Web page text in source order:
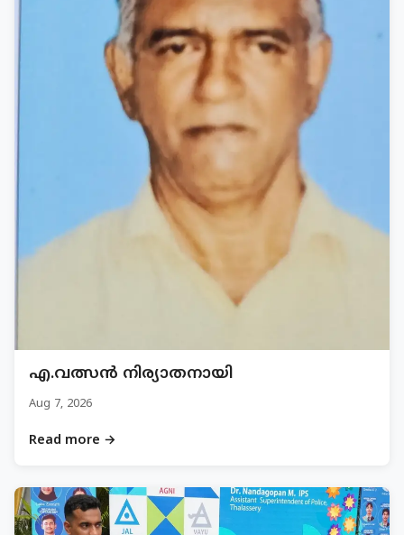
എ.വത്സൻ നിര്യാതനായി
Aug 7, 2026
Read more →